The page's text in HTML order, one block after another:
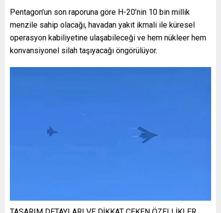
Pentagon’un son raporuna göre H-20’nin 10 bin millik
menzile sahip olacağı, havadan yakıt ikmali ile küresel
operasyon kabiliyetine ulaşabileceği ve hem nükleer hem
konvansiyonel silah taşıyacağı öngörülüyor.